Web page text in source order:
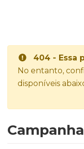
404 - Essa
No entanto,
disponíveis